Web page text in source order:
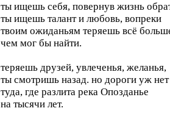
ты ищешь себя, повернув жизнь
ты ищешь талант и любовь, вопреки
твоим ожиданьям теряешь всё
чем мог бы найти.
теряешь друзей, увлеченья, желанья,
ты смотришь назад. но дороги уж нет
туда, где разлита река Опозданье
на тысячи лет.